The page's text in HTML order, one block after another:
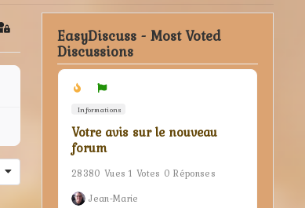
Sign In EasyDiscuss - Most Voted
Discussions
Informations
Votre avis sur le nouveau
forum
28380 Vues 1 Votes 0 Réponses
Jean-Marie